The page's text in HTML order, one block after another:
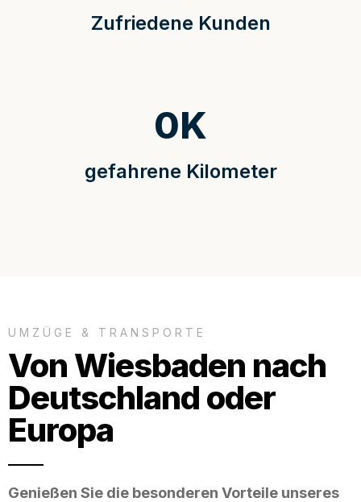
Zufriedene Kunden
gefahrene Kilometer
0K
UMZÜGE & TRANSPORTE
Von Wiesbaden nach
Deutschland oder
Europa
Genießen Sie die besonderen Vorteile unseres